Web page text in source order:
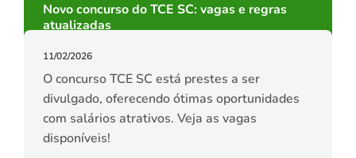
Novo concurso do TCE SC: vagas e regras
atualizadas
11/02/2026
O concurso TCE SC está prestes a ser
divulgado, oferecendo ótimas oportunidades
com salários atrativos. Veja as vagas
disponíveis!